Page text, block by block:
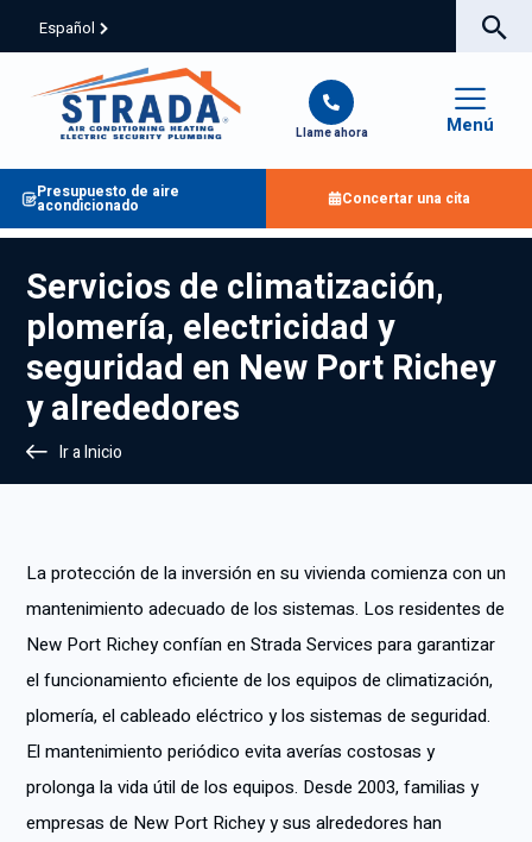
Español
Llame ahora Menú
Presupuesto de aire
acondicionado Concertar una cita
Servicios de climatización,
plomería, electricidad y
seguridad en New Port Richey
y alrededores
Ir a Inicio
La protección de la inversión en su vivienda comienza con un
mantenimiento adecuado de los sistemas. Los residentes de
New Port Richey confían en Strada Services para garantizar
el funcionamiento eficiente de los equipos de climatización,
plomería, el cableado eléctrico y los sistemas de seguridad.
El mantenimiento periódico evita averías costosas y
prolonga la vida útil de los equipos. Desde 2003, familias y
empresas de New Port Richey y sus alrededores han